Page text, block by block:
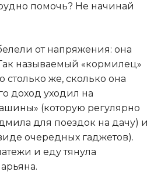
помочь? Не начинай
от напряжения: она
называемый «кормилец»
столько же, сколько она
доход уходил на
(которую регулярно
для поездок на дачу) и
очередных гаджетов).
и еду тянула